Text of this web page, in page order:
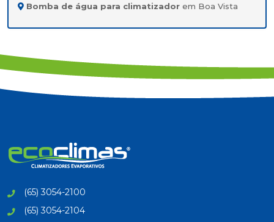
Bomba de água para climatizador em Boa Vista
(65) 3054-2100
(65) 3054-2104